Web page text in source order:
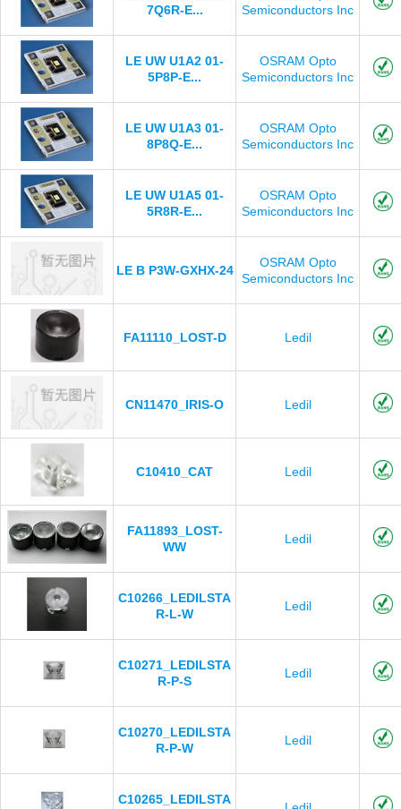
7Q6R-E...
Semiconductors Inc
LE UW U1A2 01-
5P8P-E...
OSRAM Opto
Semiconductors Inc
LE UW U1A3 01-
8P8Q-E...
OSRAM Opto
Semiconductors Inc
LE UW U1A5 01-
5R8R-E...
OSRAM Opto
Semiconductors Inc
LE B P3W-GXHX-24
OSRAM Opto
Semiconductors Inc
FA11110_LOST-D Ledil
CN11470_IRIS-O Ledil
C10410_CAT Ledil
FA11893_LOST-
WW
Ledil
C10266_LEDILSTA
R-L-W
Ledil
C10271_LEDILSTA
R-P-S
Ledil
C10270_LEDILSTA
R-P-W
Ledil
C10265_LEDILSTA